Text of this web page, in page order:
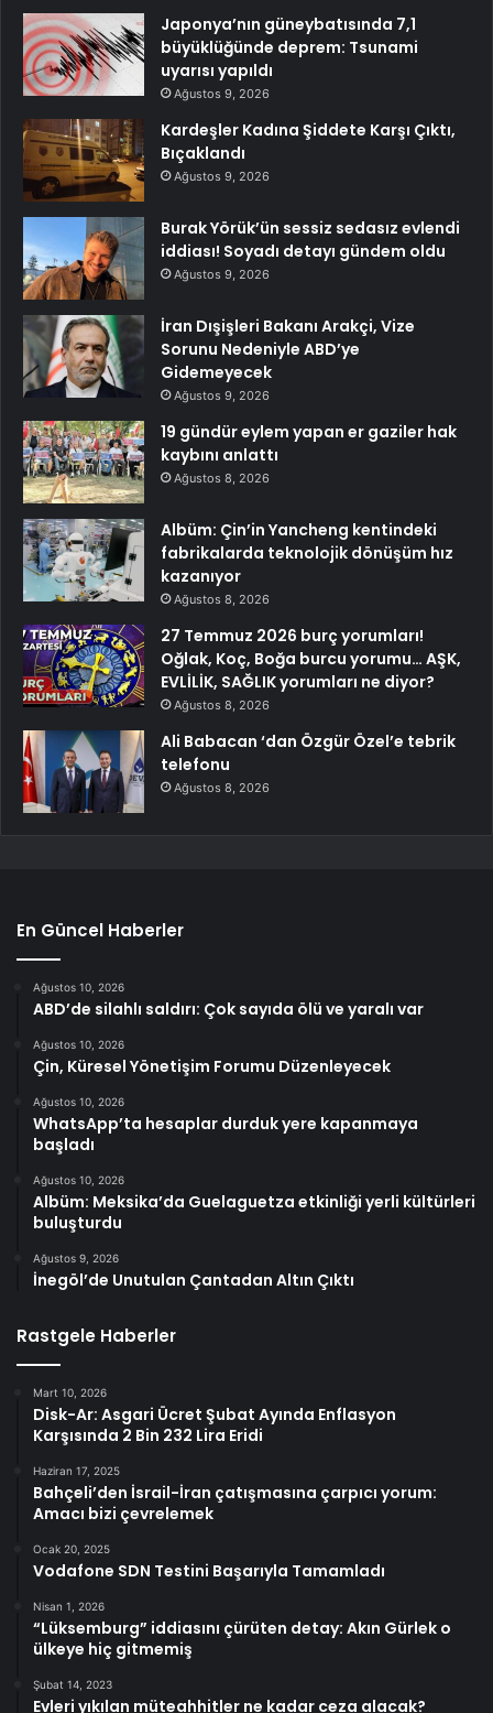
Japonya’nın güneybatısında 7,1
büyüklüğünde deprem: Tsunami
uyarısı yapıldı
Ağustos 9, 2026
Kardeşler Kadına Şiddete Karşı Çıktı,
Bıçaklandı
Ağustos 9, 2026
Burak Yörük’ün sessiz sedasız evlendi
iddiası! Soyadı detayı gündem oldu
Ağustos 9, 2026
İran Dışişleri Bakanı Arakçi, Vize
Sorunu Nedeniyle ABD’ye
Gidemeyecek
Ağustos 9, 2026
19 gündür eylem yapan er gaziler hak
kaybını anlattı
Ağustos 8, 2026
Albüm: Çin’in Yancheng kentindeki
fabrikalarda teknolojik dönüşüm hız
kazanıyor
Ağustos 8, 2026
27 Temmuz 2026 burç yorumları!
Oğlak, Koç, Boğa burcu yorumu… AŞK,
EVLİLİK, SAĞLIK yorumları ne diyor?
Ağustos 8, 2026
Ali Babacan ‘dan Özgür Özel’e tebrik
telefonu
Ağustos 8, 2026
En Güncel Haberler
Ağustos 10, 2026
ABD’de silahlı saldırı: Çok sayıda ölü ve yaralı var
Ağustos 10, 2026
Çin, Küresel Yönetişim Forumu Düzenleyecek
Ağustos 10, 2026
WhatsApp’ta hesaplar durduk yere kapanmaya
başladı
Ağustos 10, 2026
Albüm: Meksika’da Guelaguetza etkinliği yerli kültürleri
buluşturdu
Ağustos 9, 2026
İnegöl’de Unutulan Çantadan Altın Çıktı
Rastgele Haberler
Mart 10, 2026
Disk-Ar: Asgari Ücret Şubat Ayında Enflasyon
Karşısında 2 Bin 232 Lira Eridi
Haziran 17, 2025
Bahçeli’den İsrail-İran çatışmasına çarpıcı yorum:
Amacı bizi çevrelemek
Ocak 20, 2025
Vodafone SDN Testini Başarıyla Tamamladı
Nisan 1, 2026
“Lüksemburg” iddiasını çürüten detay: Akın Gürlek o
ülkeye hiç gitmemiş
Şubat 14, 2023
Evleri yıkılan müteahhitler ne kadar ceza alacak?